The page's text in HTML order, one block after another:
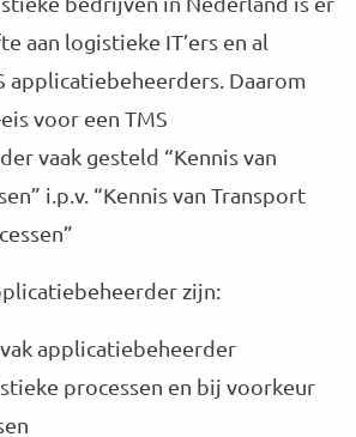
aan logistieke IT’ers en al
applicatiebeheerders. Daarom
voor een TMS
vaak gesteld “Kennis van
i.p.v. “Kennis van Transport
zijn:
applicatiebeheerder
processen en bij voorkeur